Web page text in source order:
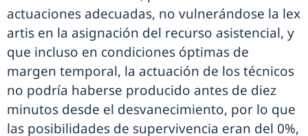
actuaciones adecuadas, no vulnerándose la lex
artis en la asignación del recurso asistencial, y
que incluso en condiciones óptimas de
margen temporal, la actuación de los técnicos
no podría haberse producido antes de diez
minutos desde el desvanecimiento, por lo que
las posibilidades de supervivencia eran del 0%,